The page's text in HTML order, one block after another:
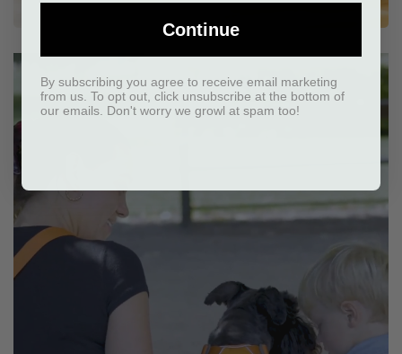
Continue
By subscribing you agree to receive email marketing
from us. To opt out, click unsubscribe at the bottom of
our emails. Don't worry we growl at spam too!